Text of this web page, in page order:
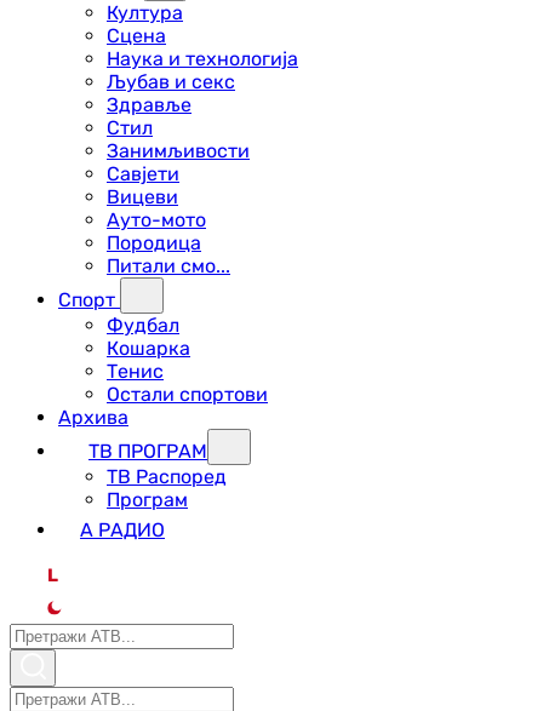
Култура
Сцена
Наука и технологија
Љубав и секс
Здравље
Стил
Занимљивости
Савјети
Вицеви
Ауто-мото
Породица
Питали смо...
Спорт
Фудбал
Кошарка
Тенис
Остали спортови
Архива
ТВ ПРОГРАМ
ТВ Распоред
Програм
А РАДИО
L